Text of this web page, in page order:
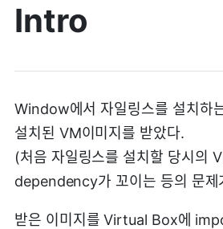
Intro
Window에서 자일링스를 설치하
설치된 VM이미지를 받았다.
(처음 자일링스를 설치할 당시의
dependency가 꼬이는 등의 문제
받은 이미지를 Virtual Box에